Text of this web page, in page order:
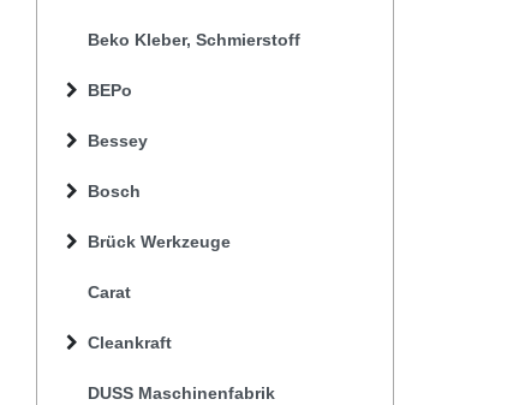
Beko Kleber, Schmierstoff
BEPo
Bessey
Bosch
Brück Werkzeuge
Carat
Cleankraft
DUSS Maschinenfabrik